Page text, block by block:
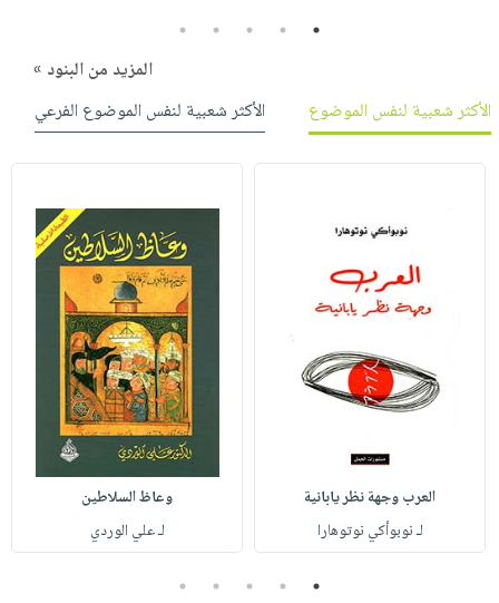
1
2
3
4
5
المزيد من البنود »
الأكثر شعبية لنفس الموضوع
الأكثر شعبية لنفس الموضوع الفرعي
العرب وجهة نظر يابانية
لـ نوبوأكي نوتوهارا
وعاظ السلاطين
لـ علي الوردي
1
2
3
4
5